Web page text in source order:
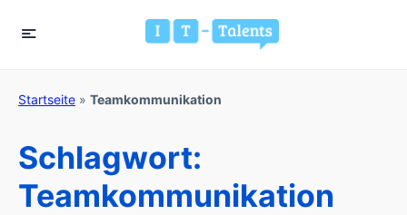
Startseite » Teamkommunikation
Schlagwort:
Teamkommunikation